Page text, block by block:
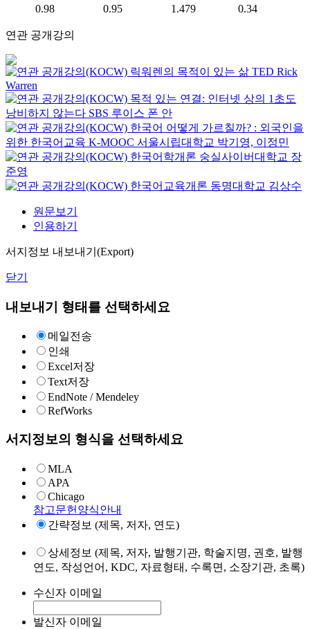
0.98 0.95 1.479 0.34
연관 공개강의
릭워렌의 목적이 있는 삶 TED Rick
Warren
목적 있는 연결: 인터넷 상의 1초도
낭비하지 않는다 SBS 루이스 폰 안
한국어 어떻게 가르칠까? : 외국인을
위한 한국어교육 K-MOOC 서울시립대학교 박기영, 이정민
한국어학개론 숭실사이버대학교 장
준영
한국어교육개론 동명대학교 김상수
원문보기
인용하기
서지정보 내보내기(Export)
닫기
내보내기 형태를 선택하세요
메일전송
인쇄
Excel저장
Text저장
EndNote / Mendeley
RefWorks
서지정보의 형식을 선택하세요
MLA
APA
Chicago
참고문헌양식안내
간략정보 (제목, 저자, 연도)
상세정보 (제목, 저자, 발행기관, 학술지명, 권호, 발행
연도, 작성언어, KDC, 자료형태, 수록면, 소장기관, 초록)
수신자 이메일
발신자 이메일